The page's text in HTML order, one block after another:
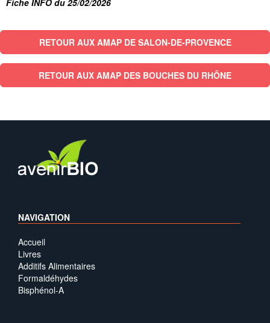
Fiche INFO du 25/02/2026
RETOUR AUX AMAP DE SALON-DE-PROVENCE
RETOUR AUX AMAP DES BOUCHES DU RHÔNE
NAVIGATION
Accueil
Livres
Additifs Alimentaires
Formaldéhydes
Bisphénol-A